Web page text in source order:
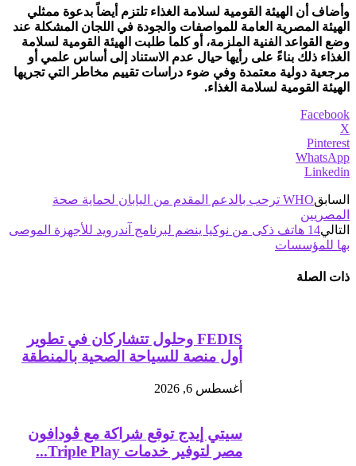
وأضاف أن الهيئة القومية لسلامة الغذاء تلتزم أيضاً بدعوة ممثلي
الهيئة المصرية العامة للمواصفات والجودة في اللجان المشكلة عند
وضع القواعد الفنية الملزمة، أو كلما طلبت الهيئة القومية لسلامة
الغذاء ذلك بناءً على رأيها حيال عدم الاستناد إلى أساس علمي أو
مرجعية دولية معتمدة وفي ضوء دراسات تقييم مخاطر التي تجريها
الهيئة القومية لسلامة الغذاء.
Facebook
X
Pinterest
WhatsApp
Linkedin
السابق
WHO ترحب بالدعم المقدم من اليابان لحماية صحة
المصريين
التالي
14 هاتف ذكى من نوكيا ينضم لبرنامج آندرويد للأجهزة الموصى
بها للمؤسسات
ذات الصلة
FEDIS وحلول تتشاركان في تطوير
أول منصة للسياحة الصحية بالمنطقة
أغسطس 6, 2026
سيتي إيدج توقع شراكة مع ڤودافون
مصر لتوفير خدمات Triple Play...